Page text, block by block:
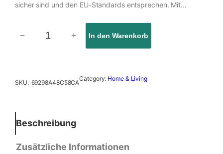
sicher sind und den EU-Standards entsprechen. Mit…
e
g
− + In den Warenkorb
SKU: 69298A48C58CA
Category: Home & Living
Beschreibung
Zusätzliche Informationen